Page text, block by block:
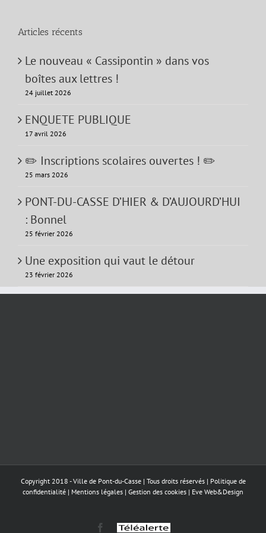
Articles récents
Le nouveau « Cassipontin » dans vos
boîtes aux lettres !
24 juillet 2026
ENQUETE PUBLIQUE
17 avril 2026
✏️ Inscriptions scolaires ouvertes ! ✏️
25 mars 2026
PONT-DU-CASSE D’HIER & D’AUJOURD’HUI
: Bonnel
25 février 2026
Une exposition qui vaut le détour
23 février 2026
Copyright 2018 - Ville de Pont-du-Casse | Tous droits réservés | Politique de
confidentialité | Mentions légales | Gestion des cookies | Eve Web&Design
Facebook
Téléalerte